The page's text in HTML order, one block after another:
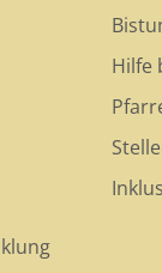
Hilfe